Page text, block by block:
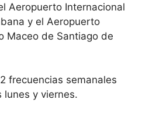
Aeropuerto Internacional
y el Aeropuerto
Maceo de Santiago de
frecuencias semanales
lunes y viernes.